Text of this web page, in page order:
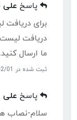
پاسخ
برای دریافت
دریافت لیست
ما ارسال کنید.
ثبت شده در 1394/02/01
پاسخ علی
سلام-نصاب